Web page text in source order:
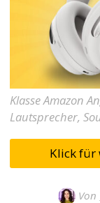
Klasse Amazon
Lautsprecher,
Klick für
Von